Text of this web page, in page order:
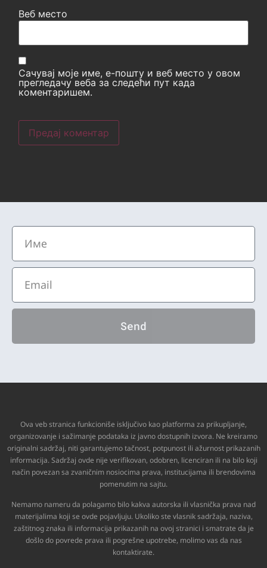
Веб место
Сачувај моје име, е-пошту и веб место у овом
прегледачу веба за следећи пут када
коментаришем.
Send
Ova veb stranica funkcioniše isključivo kao platforma za prikupljanje,
organizovanje i sažimanje podataka iz javno dostupnih izvora. Ne kreiramo
originalni sadržaj, niti garantujemo tačnost, potpunost ili ažurnost prikazanih
informacija. Sadržaj ovde nije verifikovan, odobren, licenciran ili na bilo koji
način povezan sa zvaničnim nosiocima prava, institucijama ili brendovima
pomenutim na sajtu.
Nemamo nameru da polagamo bilo kakva autorska ili vlasnička prava nad
materijalima koji se ovde pojavljuju. Ukoliko ste vlasnik sadržaja, naziva,
zaštitnog znaka ili informacija prikazanih na ovoj stranici i smatrate da je
došlo do povrede prava ili pogrešne upotrebe, molimo vas da nas
kontaktirate.